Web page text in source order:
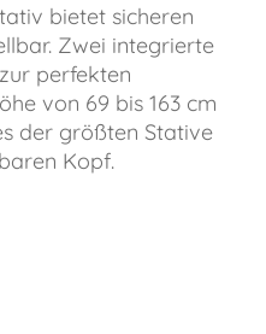
bietet sicheren
Zwei integrierte
perfekten
von 69 bis 163 cm
der größten Stative
Kopf.